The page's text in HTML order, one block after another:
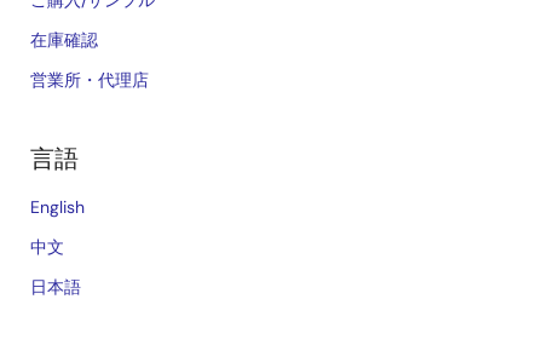
在庫確認
営業所・代理店
言語
English
中文
日本語